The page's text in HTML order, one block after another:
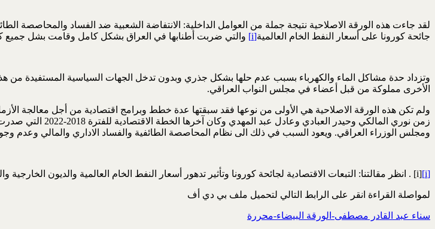
جائحة كورونا على أسعار النفط الخام العالمية[i] والتي ضربت أطنابها في العراق بشكل كامل وقامت بشل جميع
وتزداد حدة مشاكل الماء والكهرباء بسبب عدم حلها بشكل جذري وبدون تدخل الجهات السياسية المستفيدة من هذا
الأخرى مملوكة من قبل أعضاء في مجلس النواب العراقي.
زمن نوري المالكي
ومجلس الوزراء العراقي. ويعود السبب في ذلك الى نظام المحاصصة الطائفية والفساد الاداري والمالي وعدم
[i] [i] . انظر مقالتنا: التبعات الاقتصادية لجائحة كورونا وتأثير تدهور أسعار النفط الخام العالمية والديون الخارجية والداخلية على الاقتصاد الوطني العراقي. 6/5/200. موقع الحوار المتمدن.
لمواصلة القراءة انقر على الرابط التالي لتحميل ملف بي دي أف
سناء عبد القادر مصطفى-الورقة البيضاء-محررة